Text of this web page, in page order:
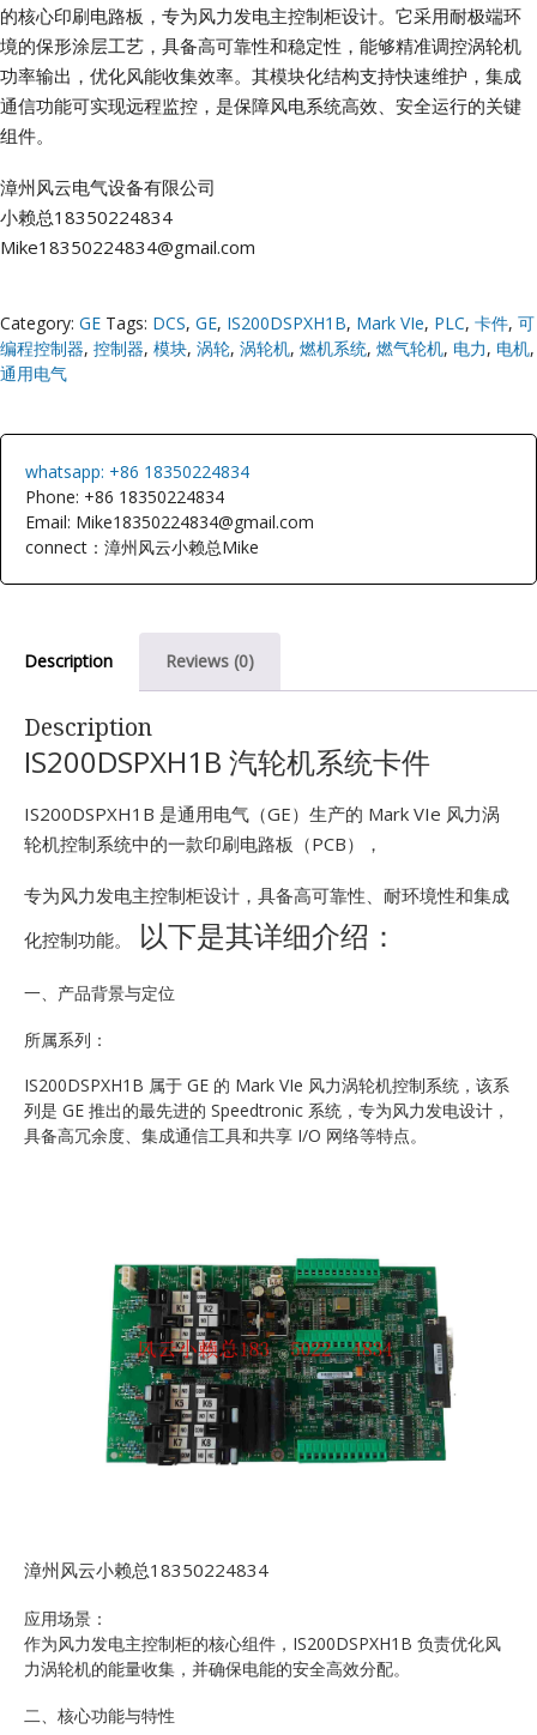
的核心印刷电路板，专为风力发电主控制柜设计。它采用耐极端环
境的保形涂层工艺，具备高可靠性和稳定性，能够精准调控涡轮机
功率输出，优化风能收集效率。其模块化结构支持快速维护，集成
通信功能可实现远程监控，是保障风电系统高效、安全运行的关键
组件。
漳州风云电气设备有限公司
小赖总18350224834
Mike18350224834@gmail.com
Category: GE Tags: DCS, GE, IS200DSPXH1B, Mark VIe, PLC, 卡件, 可
编程控制器, 控制器, 模块, 涡轮, 涡轮机, 燃机系统, 燃气轮机, 电力, 电机,
通用电气
whatsapp: +86 18350224834
Phone: +86 18350224834
Email: Mike18350224834@gmail.com
connect：漳州风云小赖总Mike
Description Reviews (0)
Description
IS200DSPXH1B 汽轮机系统卡件
IS200DSPXH1B 是通用电气（GE）生产的 Mark VIe 风力涡
轮机控制系统中的一款印刷电路板（PCB），
专为风力发电主控制柜设计，具备高可靠性、耐环境性和集成
化控制功能。
以下是其详细介绍：
一、产品背景与定位
所属系列：
IS200DSPXH1B 属于 GE 的 Mark VIe 风力涡轮机控制系统，该系
列是 GE 推出的最先进的 Speedtronic 系统，专为风力发电设计，
具备高冗余度、集成通信工具和共享 I/O 网络等特点。
漳州风云小赖总18350224834
应用场景：
作为风力发电主控制柜的核心组件，IS200DSPXH1B 负责优化风
力涡轮机的能量收集，并确保电能的安全高效分配。
二、核心功能与特性